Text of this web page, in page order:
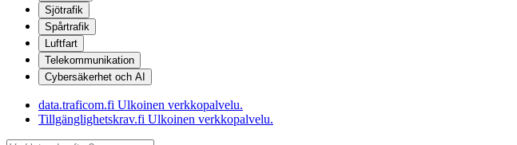
Sjötrafik
Spårtrafik
Luftfart
Telekommunikation
Cybersäkerhet och AI
data.traficom.fi Ulkoinen verkkopalvelu.
Tillgänglighetskrav.fi Ulkoinen verkkopalvelu.